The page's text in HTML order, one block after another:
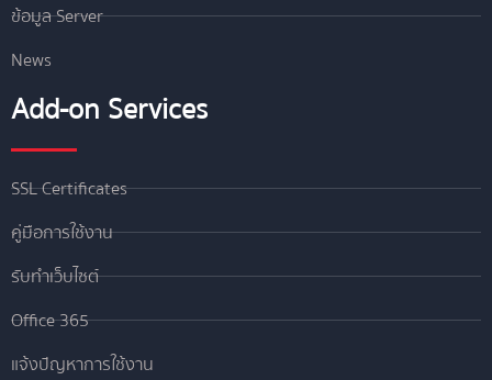
ข้อมูล Server
News
Add-on Services
SSL Certificates
คู่มือการใช้งาน
รับทำเว็บไซต์
Office 365
แจ้งปัญหาการใช้งาน